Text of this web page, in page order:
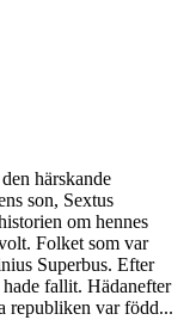
härskande
son, Sextus
om hennes
Folket som var
Superbus. Efter
fallit. Hädanefter
republiken var född...